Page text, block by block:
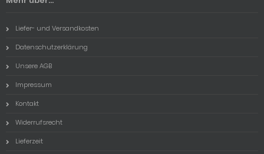
Liefer- und Versandkosten
Datenschutzerklärung
Unsere AGB
Impressum
Kontakt
Widerrufsrecht
Lieferzeit